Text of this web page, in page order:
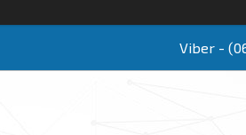
Viber -